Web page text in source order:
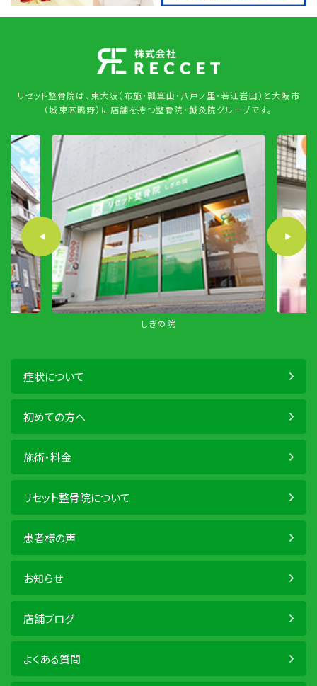
リセット整骨院は、東大阪（布施・瓢箪山・八戸ノ里・若江岩田）と大阪市
（城東区鴫野）に店舗を持つ整骨院・鍼灸院グループです。
しぎの院
症状について
初めての方へ
施術・料金
リセット整骨院について
患者様の声
お知らせ
店舗ブログ
よくある質問